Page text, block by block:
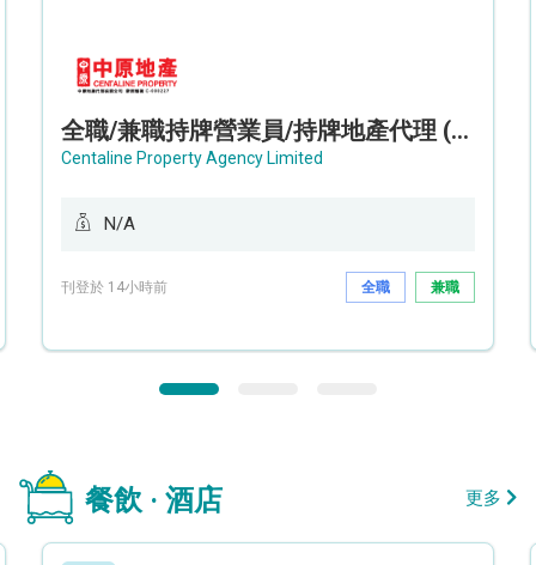
全職/兼職持牌營業員/持牌地產代理 (長沙灣/將軍澳/油塘)
Centaline Property Agency Limited
N/A
刊登於 14小時前 全職 兼職
餐飲 · 酒店 更多